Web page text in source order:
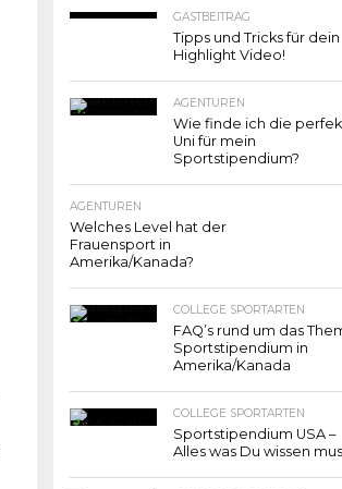
GASTBEITRAG
Tipps und Tricks für dein
Highlight Video!
AGENTUREN
Wie finde ich die
Uni für mein
Sportstipendium?
AGENTUREN
Welches Level hat der
Frauensport in
Amerika/Kanada?
COLLEGE SPORTARTEN
FAQ’s rund um das
Sportstipendium in
Amerika/Kanada
COLLEGE SPORTARTEN
Sportstipendium USA –
Alles was Du wissen